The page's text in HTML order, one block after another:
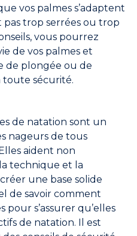
vos palmes s’adaptent
trop serrées ou trop
vous pourrez
de vos palmes et
de plongée ou de
toute sécurité.
de natation sont un
nageurs de tous
aident non
technique et la
une base solide
de savoir comment
pour s’assurer qu’elles
de natation. Il est